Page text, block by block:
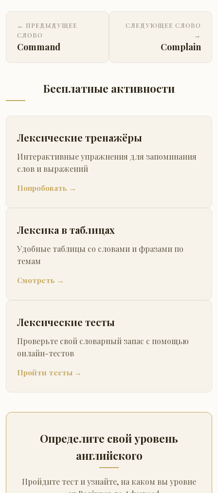
← ПРЕДЫДУЩЕЕ
СЛОВО
Command
СЛЕДУЮЩЕЕ СЛОВО
→
Complain
Бесплатные активности
Лексические тренажёры
Интерактивные упражнения для запоминания
слов и выражений
Попробовать →
Лексика в таблицах
Удобные таблицы со словами и фразами по
темам
Смотреть →
Лексические тесты
Проверьте свой словарный запас с помощью
онлайн-тестов
Пройти тесты →
Определите свой уровень
английского
Пройдите тест и узнайте, на каком вы уровне